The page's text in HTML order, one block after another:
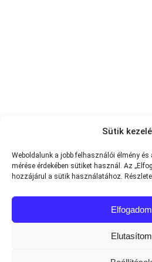
Sütik
Weboldalunk a jobb felhasználói élmény
mérése érdekében sütiket használ. Az
hozzájárul a sütik használatához.
Elfogadom
Elutasítom